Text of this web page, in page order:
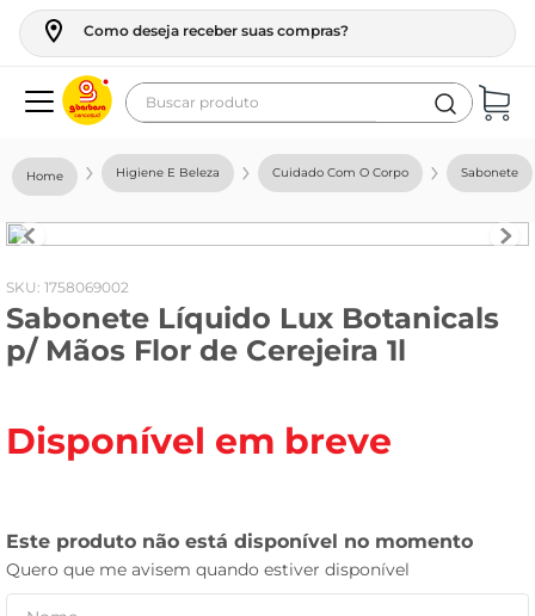
Como deseja receber suas compras?
Buscar produto
Higiene E Beleza Cuidado Com O Corpo Sabonete
: 1758069002
Sabonete Líquido Lux Botanicals
p/ Mãos Flor de Cerejeira 1l
Disponível em breve
geladeira
fogao
café
cerveja
vinho
leite pó